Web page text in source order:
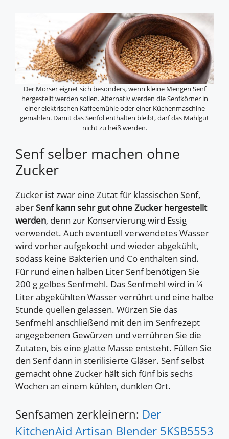
Der Mörser eignet sich besonders, wenn kleine Mengen Senf
hergestellt werden sollen. Alternativ werden die Senfkörner in
einer elektrischen Kaffeemühle oder einer Küchenmaschine
gemahlen. Damit das Senföl enthalten bleibt, darf das Mahlgut
nicht zu heiß werden.
Senf selber machen ohne
Zucker
Zucker ist zwar eine Zutat für klassischen Senf,
aberSenf kann sehr gut ohne Zucker hergestellt
werden, denn zur Konservierung wird Essig
verwendet. Auch eventuell verwendetes Wasser
wird vorher aufgekocht und wieder abgekühlt,
sodass keine Bakterien und Co enthalten sind.
Für rund einen halben Liter Senf benötigen Sie
200 g gelbes Senfmehl. Das Senfmehl wird in ¼
Liter abgekühlten Wasser verrührt und eine halbe
Stunde quellen gelassen. Würzen Sie das
Senfmehl anschließend mit den im Senfrezept
angegebenen Gewürzen und verrühren Sie die
Zutaten, bis eine glatte Masse entsteht. Füllen Sie
den Senf dann in sterilisierte Gläser. Senf selbst
gemacht ohne Zucker hält sich fünf bis sechs
Wochen an einem kühlen, dunklen Ort.
Senfsamen zerkleinern: Der
KitchenAid Artisan Blender 5KSB5553